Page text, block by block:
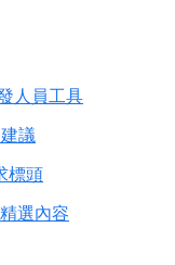
人員工具
議
標頭
選內容